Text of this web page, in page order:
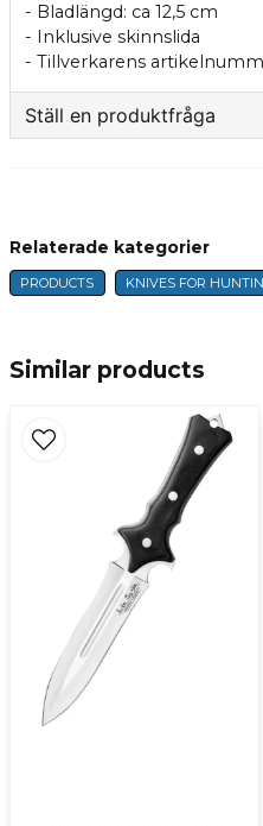
- Bladlängd: ca 12,5 cm
- Inklusive skinnslida
- Tillverkarens
Ställ en produktfråga
name
Ja, ni får publicera
Send
Similar products
Relaterade kategorier
PRODUCTS KNIVES FOR